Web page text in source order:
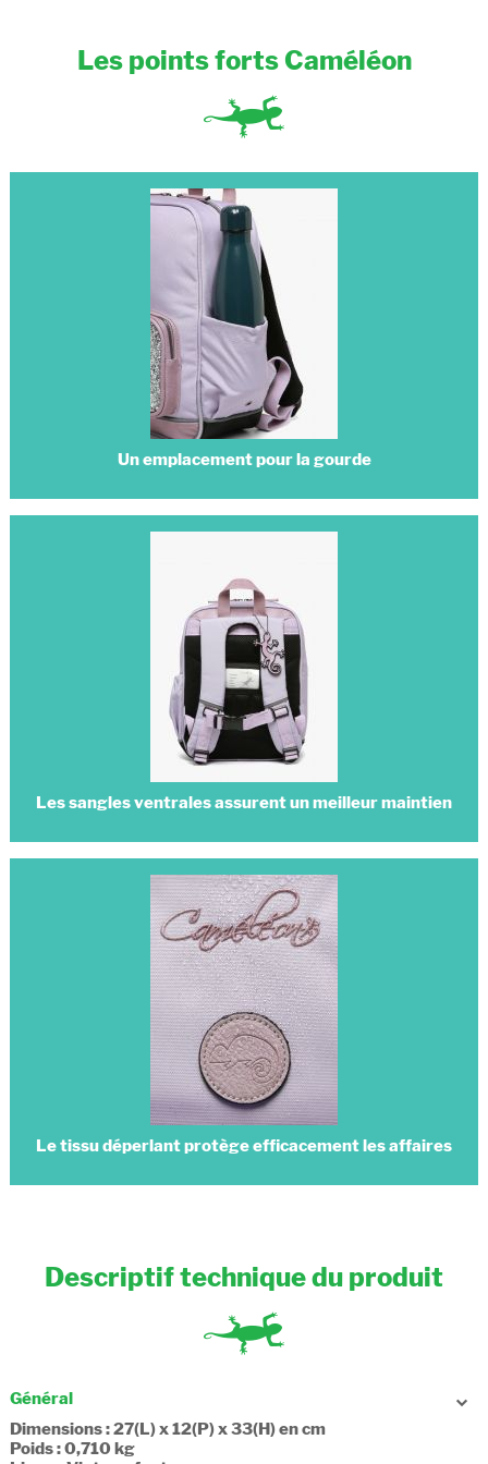
Les points forts Caméléon
Un emplacement pour la gourde
Les sangles ventrales assurent un meilleur maintien
Le tissu déperlant protège efficacement les affaires
Descriptif technique du produit
Général
Dimensions : 27(L) x 12(P) x 33(H) en cm
Poids : 0,710 kg